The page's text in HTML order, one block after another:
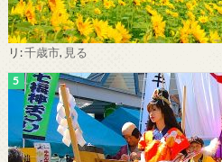
リ:千歳市, 見る